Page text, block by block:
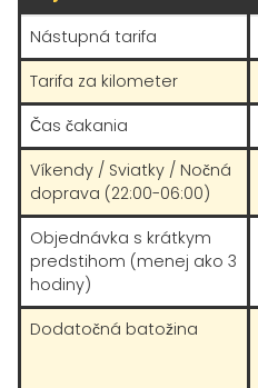
Nástupná tarifa
Tarifa za kilometer
Čas čakania
Víkendy / Sviatky / Nočná
doprava (22:00-06:00)
Objednávka s krátkym
predstihom (menej ako 3
hodiny)
Dodatočná batožina